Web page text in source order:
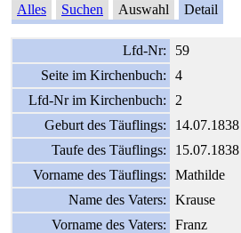
Alles Suchen Auswahl Detail
Lfd-Nr:
59
Seite im Kirchenbuch:
4
Lfd-Nr im Kirchenbuch:
2
Geburt des Täuflings:
14.07.1838
Taufe des Täuflings:
15.07.1838
Vorname des Täuflings:
Mathilde
Name des Vaters:
Krause
Vorname des Vaters:
Franz